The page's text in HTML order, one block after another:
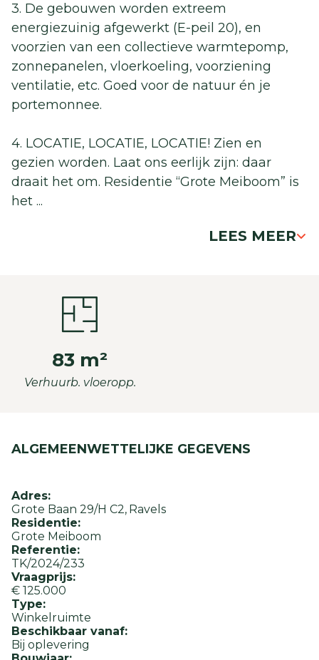
3. De gebouwen worden extreem
energiezuinig afgewerkt (E-peil 20), en
voorzien van een collectieve warmtepomp,
zonnepanelen, vloerkoeling, voorziening
ventilatie, etc. Goed voor de natuur én je
portemonnee.
4. LOCATIE, LOCATIE, LOCATIE! Zien en
gezien worden. Laat ons eerlijk zijn: daar
draait het om. Residentie “Grote Meiboom” is
het ...
LEES MEER
83 m²
Verhuurb. vloeropp.
ALGEMEENWETTELIJKE GEGEVENS
Adres:
Grote Baan 29/H C2 Ravels
Residentie:
Grote Meiboom
Referentie:
TK/2024/233
Vraagprijs:
€ 125.000
Type:
Winkelruimte
Beschikbaar vanaf:
Bij oplevering